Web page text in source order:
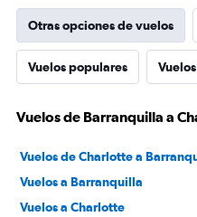
Otras opciones de vuelos
Vuelos populares
Vuelos de Barranquilla a
Vuelos de Charlotte a
Vuelos a Barranquilla
Vuelos a Charlotte